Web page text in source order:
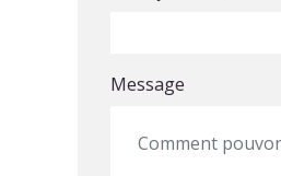
Message